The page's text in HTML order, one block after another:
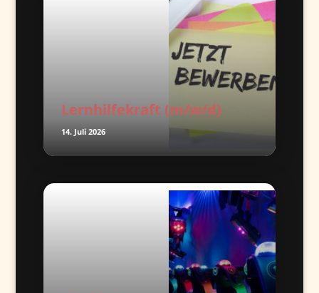
Lernhilfekraft (m/w/d)
14. Juli 2026